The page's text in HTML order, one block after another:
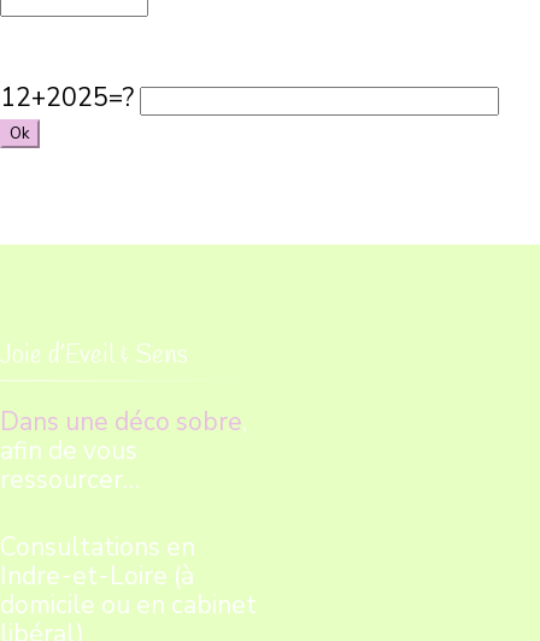
12+2025=?
Joie d’Eveil & Sens
Dans une déco sobre,
afin de vous
ressourcer…
Consultations en
Indre-et-Loire (à
domicile ou en cabinet
libéral)